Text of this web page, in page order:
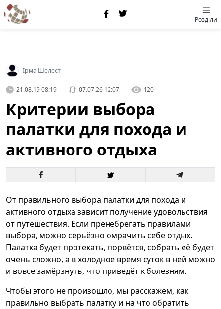
Розділи
Ірма Шелест
21.08.19 08:19 07.07.26 12:07 120
Критерии выбора
палатки для похода и
активного отдыха
От правильного выбора палатки для похода и
активного отдыха зависит получение удовольствия
от путешествия. Если пренебрегать правилами
выбора, можно серьёзно омрачить себе отдых.
Палатка будет протекать, порвётся, собрать её будет
очень сложно, а в холодное время суток в ней можно
и вовсе замёрзнуть, что приведёт к болезням.
Чтобы этого не произошло, мы расскажем, как
правильно выбрать палатку и на что обратить